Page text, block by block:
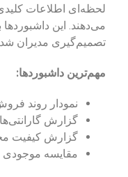
لحظه‌ای اطلاعات
می‌دهند. این
تصمیم‌گیری مدیران
مهم‌ترین داشبوردها:
نمودار روند
گزارش
گزارش کیفیت
مقایسه موجودی